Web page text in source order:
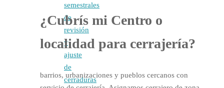
semestrales
de
revisión
y
ajuste
de
cerraduras
¿Cubrís mi Centro o
localidad para cerrajería?
barrios, urbanizaciones y pueblos cercanos con